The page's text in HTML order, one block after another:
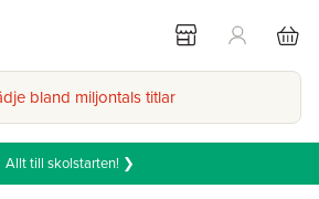
bland miljontals titlar
Allt till skolstarten! ❯